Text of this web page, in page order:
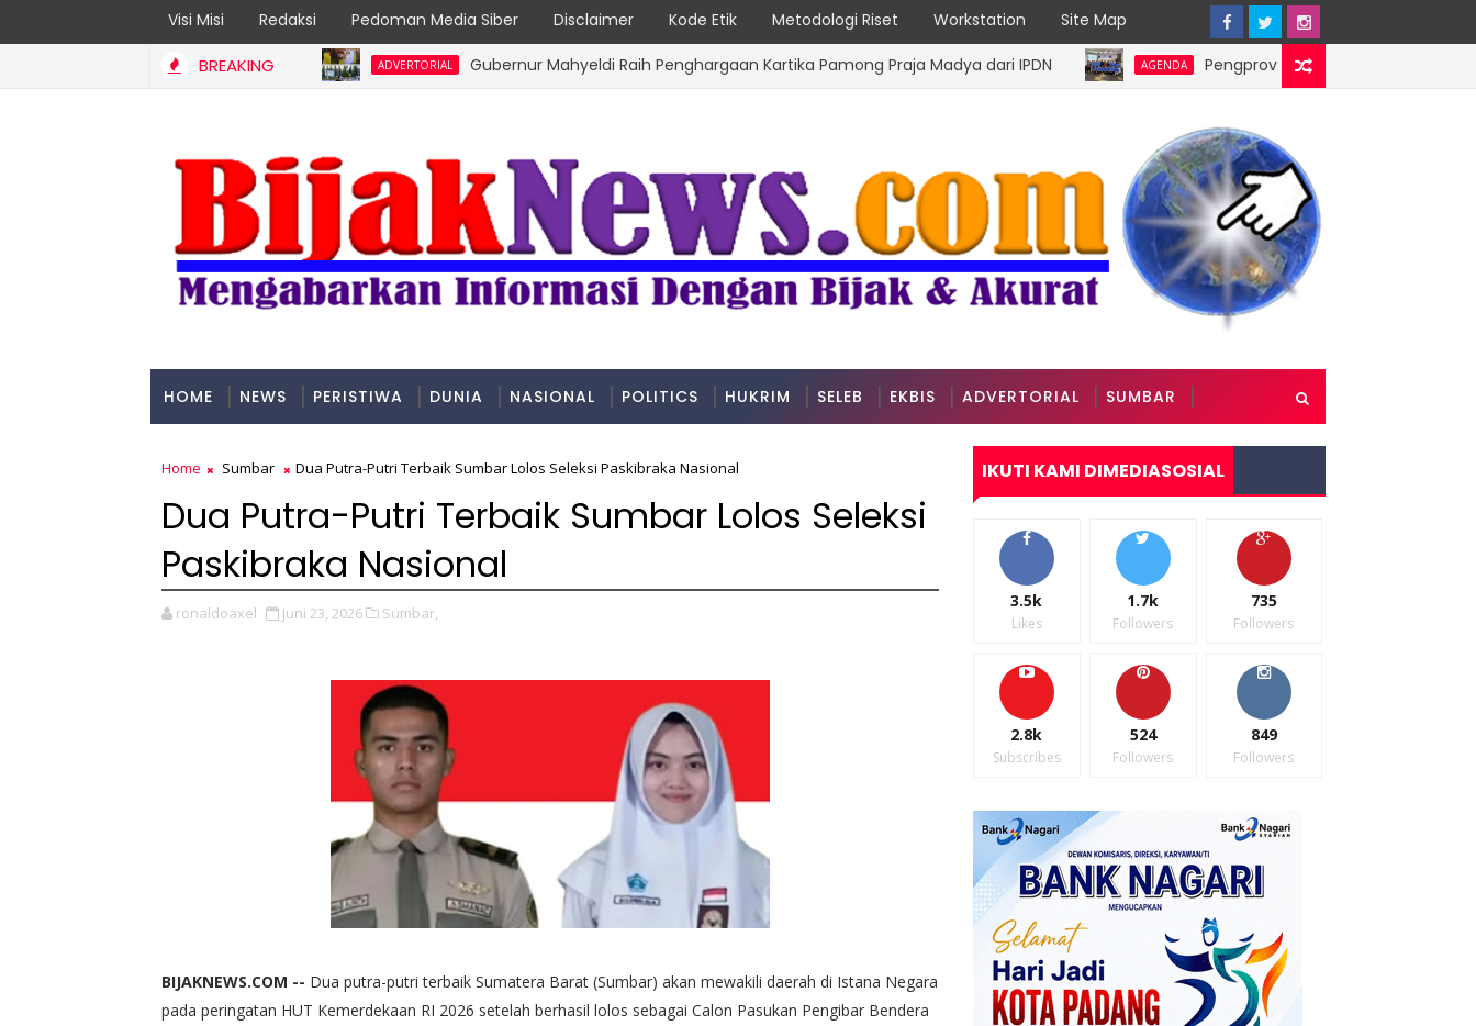
Visi Misi Redaksi Pedoman Media Siber Disclaimer Kode Etik Metodologi Riset Workstation Site Map
BREAKING ADVERTORIAL Gubernur Mahyeldi Raih Penghargaan Kartika Pamong Praja Madya dari IPDN AGENDA Pengprov Squash Indonesia Sumatera
HOME NEWS PERISTIWA DUNIA NASIONAL POLITICS HUKRIM SELEB EKBIS ADVERTORIAL SUMBAR
Home Sumbar Dua Putra-Putri Terbaik Sumbar Lolos Seleksi Paskibraka Nasional
Dua Putra-Putri Terbaik Sumbar Lolos Seleksi
Paskibraka Nasional
ronaldoaxel Juni 23, 2026 Sumbar,
BIJAKNEWS.COM -- Dua putra-putri terbaik Sumatera Barat (Sumbar) akan mewakili daerah di Istana Negara
pada peringatan HUT Kemerdekaan RI 2026 setelah berhasil lolos sebagai Calon Pasukan Pengibar Bendera
IKUTI KAMI DIMEDIASOSIAL
3.5k
Likes
1.7k
Followers
735
Followers
2.8k
Subscribes
524
Followers
849
Followers